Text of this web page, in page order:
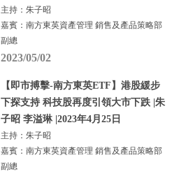
主持：朱子昭
嘉賓：南方東英資產管理 銷售及產品策略部
副總
2023/05/02
【即市搏擊-南方東英ETF】港股緩步
下探支持 科技股再度引領大市下跌 |朱
子昭 李溢琳 |2023年4月25日
主持：朱子昭
嘉賓：南方東英資產管理 銷售及產品策略部
副總